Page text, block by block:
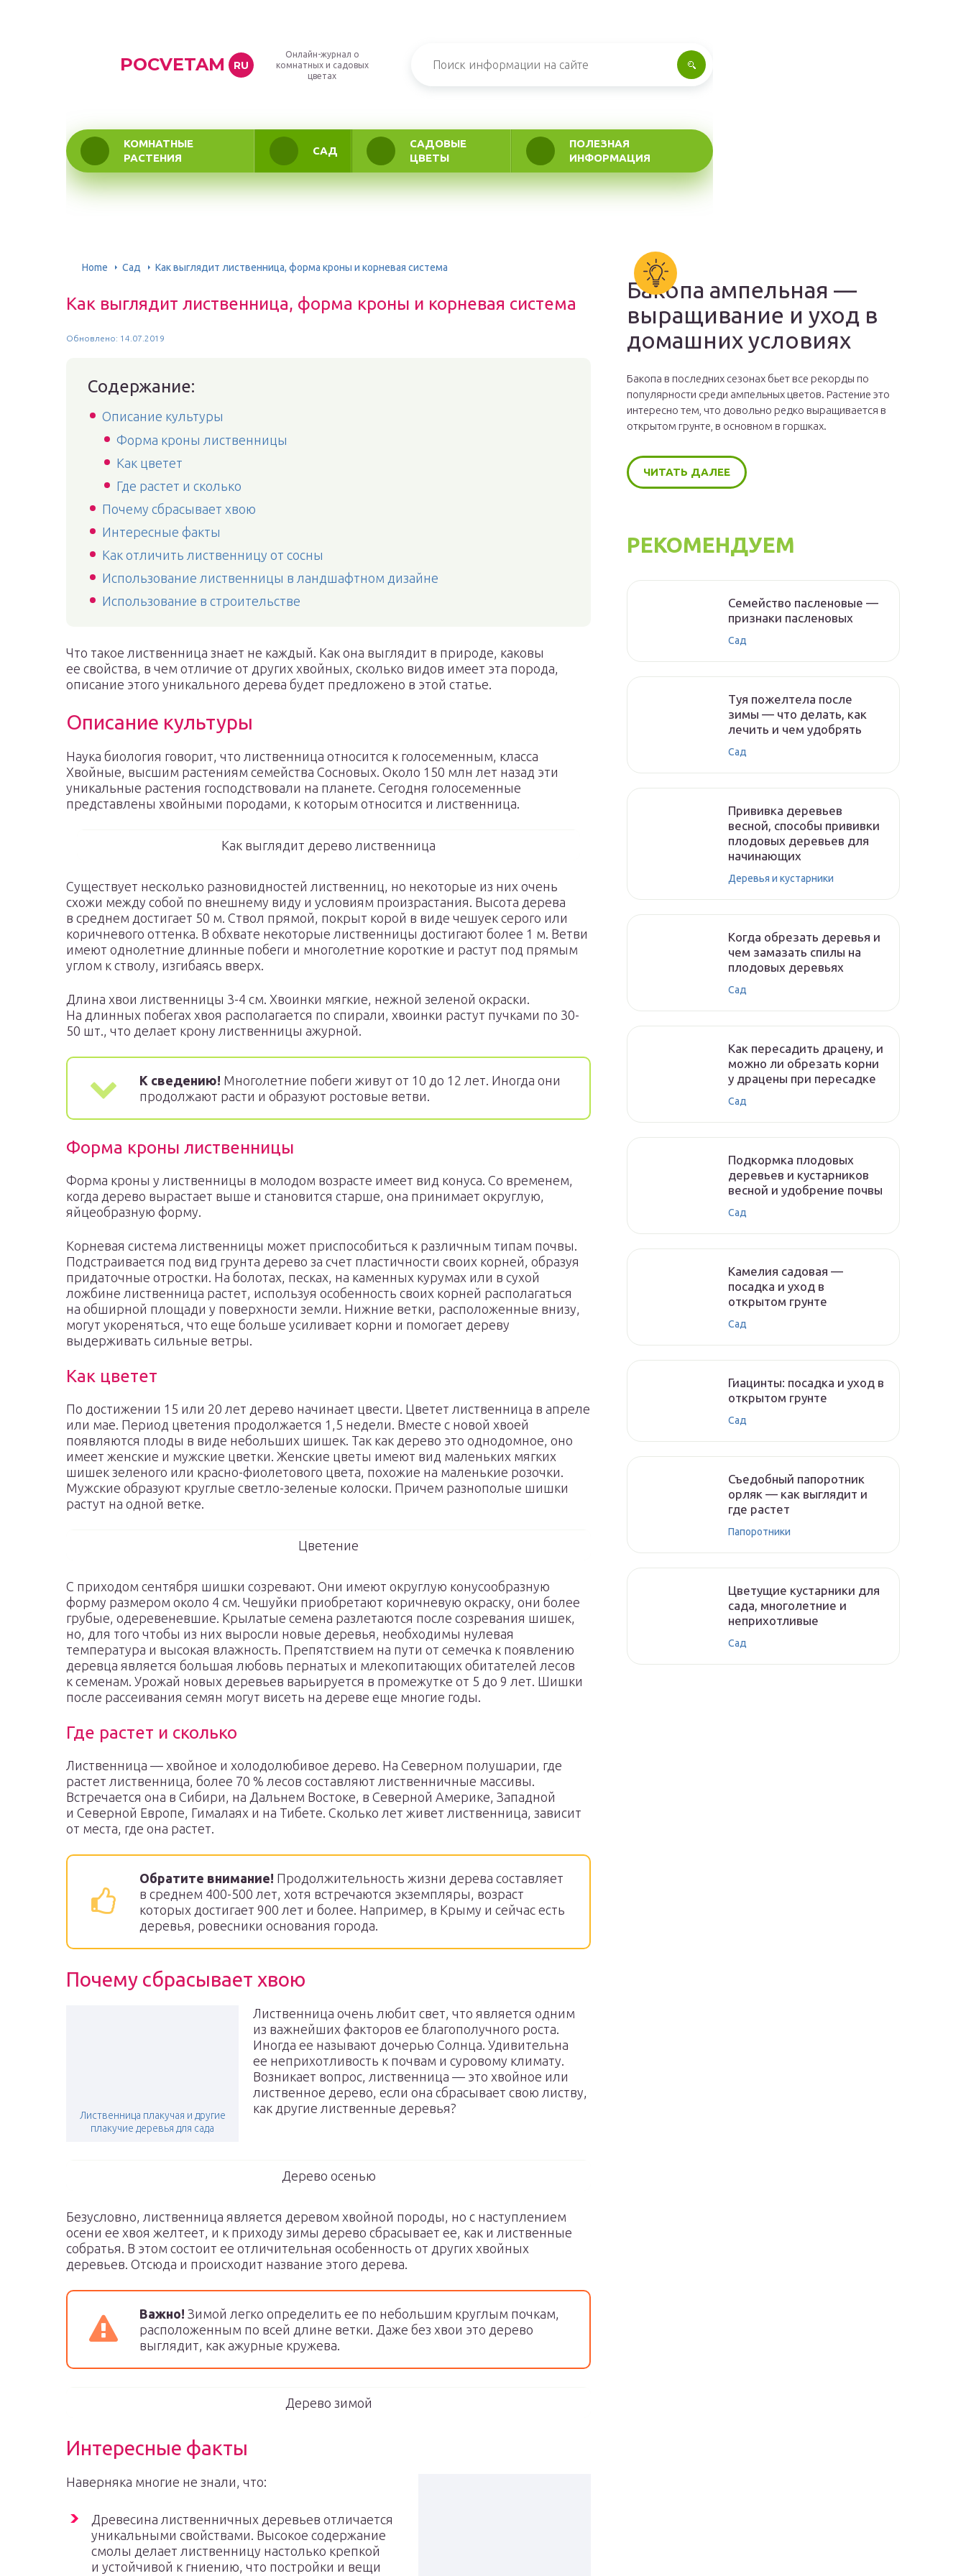
POCVETAM RU
Онлайн-журнал о
комнатных и садовых
цветах
КОМНАТНЫЕ
РАСТЕНИЯ
САД
САДОВЫЕ
ЦВЕТЫ
ПОЛЕЗНАЯ
ИНФОРМАЦИЯ
Home Сад Как выглядит лиственница, форма кроны и корневая система
Как выглядит лиственница, форма кроны и корневая система
Обновлено: 14.07.2019
Содержание:
Описание культуры
Форма кроны лиственницы
Как цветет
Где растет и сколько
Почему сбрасывает хвою
Интересные факты
Как отличить лиственницу от сосны
Использование лиственницы в ландшафтном дизайне
Использование в строительстве
Что такое лиственница знает не каждый. Как она выглядит в природе, каковы
ее свойства, в чем отличие от других хвойных, сколько видов имеет эта порода,
описание этого уникального дерева будет предложено в этой статье.
Описание культуры
Наука биология говорит, что лиственница относится к голосеменным, класса
Хвойные, высшим растениям семейства Сосновых. Около 150 млн лет назад эти
уникальные растения господствовали на планете. Сегодня голосеменные
представлены хвойными породами, к которым относится и лиственница.
Как выглядит дерево лиственница
Существует несколько разновидностей лиственниц, но некоторые из них очень
схожи между собой по внешнему виду и условиям произрастания. Высота дерева
в среднем достигает 50 м. Ствол прямой, покрыт корой в виде чешуек серого или
коричневого оттенка. В обхвате некоторые лиственницы достигают более 1 м. Ветви
имеют однолетние длинные побеги и многолетние короткие и растут под прямым
углом к стволу, изгибаясь вверх.
Длина хвои лиственницы 3-4 см. Хвоинки мягкие, нежной зеленой окраски.
На длинных побегах хвоя располагается по спирали, хвоинки растут пучками по 30-
50 шт., что делает крону лиственницы ажурной.
К сведению! Многолетние побеги живут от 10 до 12 лет. Иногда они
продолжают расти и образуют ростовые ветви.
Форма кроны лиственницы
Форма кроны у лиственницы в молодом возрасте имеет вид конуса. Со временем,
когда дерево вырастает выше и становится старше, она принимает округлую,
яйцеобразную форму.
Корневая система лиственницы может приспособиться к различным типам почвы.
Подстраивается под вид грунта дерево за счет пластичности своих корней, образуя
придаточные отростки. На болотах, песках, на каменных курумах или в сухой
ложбине лиственница растет, используя особенность своих корней располагаться
на обширной площади у поверхности земли. Нижние ветки, расположенные внизу,
могут укореняться, что еще больше усиливает корни и помогает дереву
выдерживать сильные ветры.
Как цветет
По достижении 15 или 20 лет дерево начинает цвести. Цветет лиственница в апреле
или мае. Период цветения продолжается 1,5 недели. Вместе с новой хвоей
появляются плоды в виде небольших шишек. Так как дерево это однодомное, оно
имеет женские и мужские цветки. Женские цветы имеют вид маленьких мягких
шишек зеленого или красно-фиолетового цвета, похожие на маленькие розочки.
Мужские образуют круглые светло-зеленые колоски. Причем разнополые шишки
растут на одной ветке.
Цветение
С приходом сентября шишки созревают. Они имеют округлую конусообразную
форму размером около 4 см. Чешуйки приобретают коричневую окраску, они более
грубые, одеревеневшие. Крылатые семена разлетаются после созревания шишек,
но, для того чтобы из них выросли новые деревья, необходимы нулевая
температура и высокая влажность. Препятствием на пути от семечка к появлению
деревца является большая любовь пернатых и млекопитающих обитателей лесов
к семенам. Урожай новых деревьев варьируется в промежутке от 5 до 9 лет. Шишки
после рассеивания семян могут висеть на дереве еще многие годы.
Где растет и сколько
Лиственница — хвойное и холодолюбивое дерево. На Северном полушарии, где
растет лиственница, более 70 % лесов составляют лиственничные массивы.
Встречается она в Сибири, на Дальнем Востоке, в Северной Америке, Западной
и Северной Европе, Гималаях и на Тибете. Сколько лет живет лиственница, зависит
от места, где она растет.
Обратите внимание! Продолжительность жизни дерева составляет
в среднем 400-500 лет, хотя встречаются экземпляры, возраст
которых достигает 900 лет и более. Например, в Крыму и сейчас есть
деревья, ровесники основания города.
Почему сбрасывает хвою
Лиственница плакучая и другие
плакучие деревья для сада
Лиственница очень любит свет, что является одним
из важнейших факторов ее благополучного роста.
Иногда ее называют дочерью Солнца. Удивительна
ее неприхотливость к почвам и суровому климату.
Возникает вопрос, лиственница — это хвойное или
лиственное дерево, если она сбрасывает свою листву,
как другие лиственные деревья?
Дерево осенью
Безусловно, лиственница является деревом хвойной породы, но с наступлением
осени ее хвоя желтеет, и к приходу зимы дерево сбрасывает ее, как и лиственные
собратья. В этом состоит ее отличительная особенность от других хвойных
деревьев. Отсюда и происходит название этого дерева.
Важно! Зимой легко определить ее по небольшим круглым почкам,
расположенным по всей длине ветки. Даже без хвои это дерево
выглядит, как ажурные кружева.
Дерево зимой
Интересные факты
Наверняка многие не знали, что:
Древесина лиственничных деревьев отличается
уникальными свойствами. Высокое содержание
смолы делает лиственницу настолько крепкой
и устойчивой к гниению, что постройки и вещи
Бакопа ампельная —
выращивание и уход в
домашних условиях
Бакопа в последних сезонах бьет все рекорды по
популярности среди ампельных цветов. Растение это
интересно тем, что довольно редко выращивается в
открытом грунте, в основном в горшках.
ЧИТАТЬ ДАЛЕЕ
РЕКОМЕНДУЕМ
Семейство пасленовые —
признаки пасленовых
Сад
Туя пожелтела после
зимы — что делать, как
лечить и чем удобрять
Сад
Прививка деревьев
весной, способы прививки
плодовых деревьев для
начинающих
Деревья и кустарники
Когда обрезать деревья и
чем замазать спилы на
плодовых деревьях
Сад
Как пересадить драцену, и
можно ли обрезать корни
у драцены при пересадке
Сад
Подкормка плодовых
деревьев и кустарников
весной и удобрение почвы
Сад
Камелия садовая —
посадка и уход в
открытом грунте
Сад
Гиацинты: посадка и уход в
открытом грунте
Сад
Съедобный папоротник
орляк — как выглядит и
где растет
Папоротники
Цветущие кустарники для
сада, многолетние и
неприхотливые
Сад